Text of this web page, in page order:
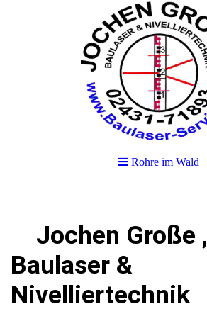
Rohre im Wald
Jochen Große ,
Baulaser &
Nivelliertechnik